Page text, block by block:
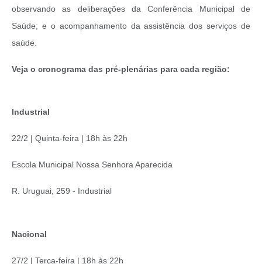
observando as deliberações da Conferência Municipal de
Saúde; e o acompanhamento da assistência dos serviços de
saúde.
Veja o cronograma das pré-plenárias para cada região:
Industrial
22/2 | Quinta-feira | 18h às 22h
Escola Municipal Nossa Senhora Aparecida
R. Uruguai, 259 - Industrial
Nacional
27/2 | Terça-feira | 18h às 22h